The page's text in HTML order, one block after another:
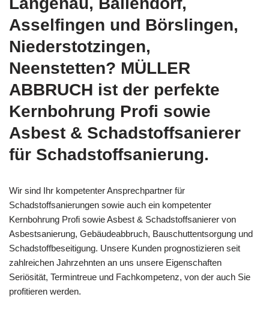
Asselfingen und Börslingen,
Niederstotzingen,
Neenstetten? MÜLLER
ABBRUCH ist der perfekte
Kernbohrung Profi sowie
Asbest & Schadstoffsanierer
für Schadstoffsanierung.
Wir sind Ihr kompetenter Ansprechpartner für
Schadstoffsanierungen sowie auch ein kompetenter
Kernbohrung Profi sowie Asbest & Schadstoffsanierer von
Asbestsanierung, Gebäudeabbruch, Bauschuttentsorgung und
Schadstoffbeseitigung. Unsere Kunden prognostizieren seit
zahlreichen Jahrzehnten an uns unsere Eigenschaften
Seriösität, Termintreue und Fachkompetenz, von der auch Sie
profitieren werden.